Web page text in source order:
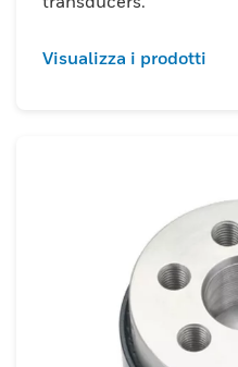
esigenze, offriamo
subacquei.Le nostre
subminiaturizzate,
estremamente precise,
specificatamente per
difficili con spazio
carico sono ideali per
Visualizza i prodotti